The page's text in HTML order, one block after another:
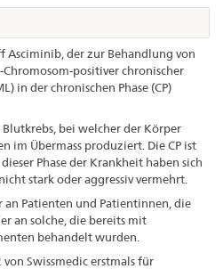
der zur Behandlung von
positiver chronischer
in der chronischen Phase (CP)
Blutkrebs, bei welcher der Körper
im Übermass produziert. Die CP ist
Phase der Krankheit haben sich
stark oder aggressiv vermehrt.
Patienten und Patientinnen, die
an solche, die bereits mit
behandelt wurden.
Swissmedic erstmals für